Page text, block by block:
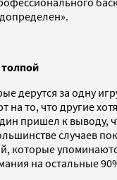
дерутся за одну
на то, что другие
пришел к выводу,
случаев
которые
на остальные